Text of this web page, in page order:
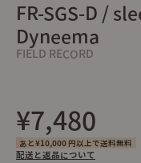
FR-SGS-D /
Dyneema
FIELD RECORD
¥7,480
あと¥10,000 円以上で送料無料
配送と返品について